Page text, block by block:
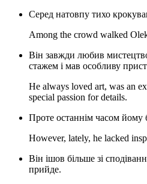
Серед натовпу тихо
Among the crowd walked
Він завжди любив
стажем і мав особливу
He always loved art, was an
special passion for details.
Проте останнім часом йому
However, lately, he lacked
Він ішов більше зі
прийде.